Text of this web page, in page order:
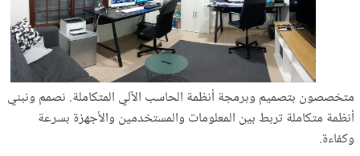
متخصصون بتصميم وبرمجة أنظمة الحاسب الآلي المتكاملة. نصمم ونبني
أنظمة متكاملة تربط بين المعلومات والمستخدمين والأجهزة بسرعة
وكفاءة.